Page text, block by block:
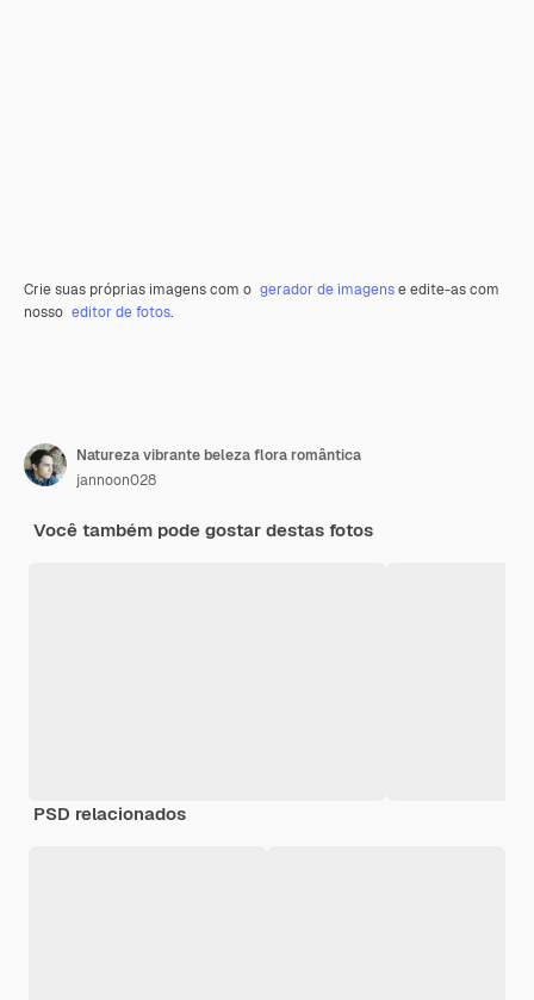
Crie suas próprias imagens com o gerador de imagense edite-as com
nosso editor de fotos.
Natureza vibrante beleza flora romântica
jannoon028
Você também pode gostar destas fotos
PSD relacionados